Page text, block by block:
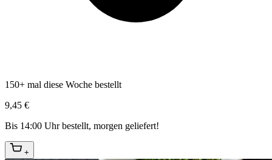
150+ mal diese Woche bestellt
9,45 €
Bis 14:00 Uhr bestellt, morgen geliefert!
+